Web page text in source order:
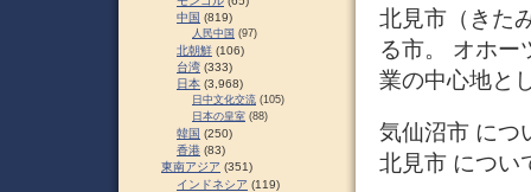
北見市（きた
る市。 オホー
業の中心地と
気仙沼市 につ
北見市 につい
中国 (819)
人民中国 (97)
北朝鮮 (106)
台湾 (333)
日本 (3,968)
日中文化交流 (105)
日本の皇室 (88)
韓国 (250)
香港 (83)
東南アジア (351)
インドネシア (119)